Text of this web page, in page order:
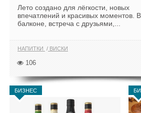
Лето создано для лёгкости, новых
впечатлений и красивых моментов.
балконе, встреча с друзьями,...
НАПИТКИ ВИСКИ
106
БИЗНЕС